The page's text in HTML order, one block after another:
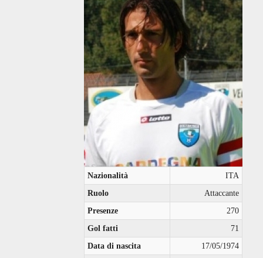
Nazionalità
ITA
Ruolo
Attaccante
Presenze
270
Gol fatti
71
Data di nascita
17/05/1974